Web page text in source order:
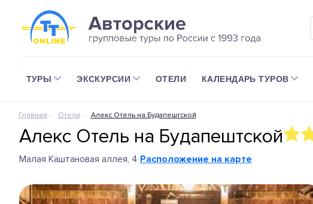
ТУРЫ ЭКСКУРСИИ ОТЕЛИ КАЛЕНДАРЬ ТУРОВ
Главная Отели Алекс Отель на Будапештской
Алекс Отель на Будапештской
Малая Каштановая аллея, 4 Расположение на карте